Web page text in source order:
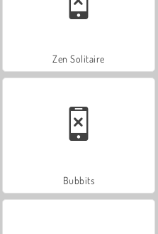
Zen Solitaire
Bubbits